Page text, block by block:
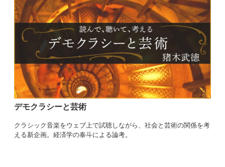
デモクラシーと芸術
クラシック音楽をウェブ上で試聴しながら、社会と芸術の関係を考
える新企画。経済学の泰斗による論考。